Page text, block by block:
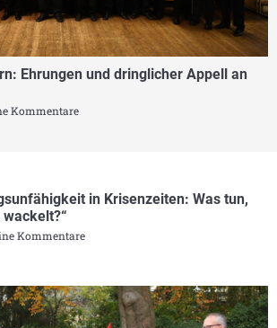
Ehrungen und dringlicher Appell an
Kommentare
in Krisenzeiten: Was tun,
Kommentare